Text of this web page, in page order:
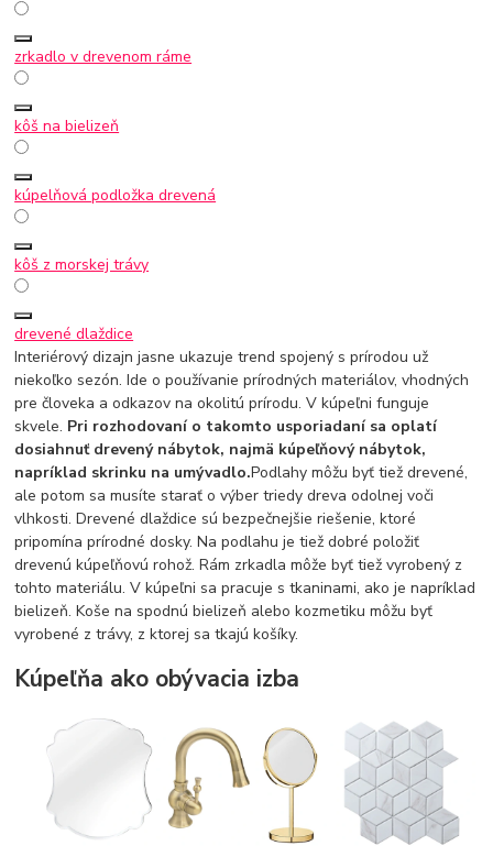
zrkadlo v drevenom ráme
kôš na bielizeň
kúpelňová podložka drevená
kôš z morskej trávy
drevené dlaždice
Interiérový dizajn jasne ukazuje trend spojený s prírodou už
niekoľko sezón. Ide o používanie prírodných materiálov, vhodných
pre človeka a odkazov na okolitú prírodu. V kúpeľni funguje
skvele. Pri rozhodovaní o takomto usporiadaní sa oplatí
dosiahnuť drevený nábytok, najmä kúpeľňový nábytok,
napríklad skrinku na umývadlo.Podlahy môžu byť tiež drevené,
ale potom sa musíte starať o výber triedy dreva odolnej voči
vlhkosti. Drevené dlaždice sú bezpečnejšie riešenie, ktoré
pripomína prírodné dosky. Na podlahu je tiež dobré položiť
drevenú kúpeľňovú rohož. Rám zrkadla môže byť tiež vyrobený z
tohto materiálu. V kúpeľni sa pracuje s tkaninami, ako je napríklad
bielizeň. Koše na spodnú bielizeň alebo kozmetiku môžu byť
vyrobené z trávy, z ktorej sa tkajú košíky.
Kúpeľňa ako obývacia izba